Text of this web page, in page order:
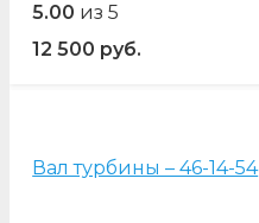
5.00 из 5
12 500 руб.
Вал турбины – 46-14-54